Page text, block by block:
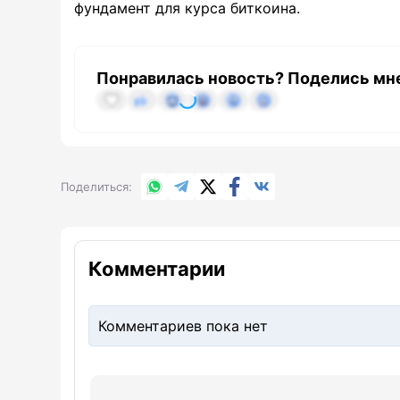
фундамент для курса биткоина.
Понравилась новость? Поделись
Поделиться WhatsApp
TelegramX.comFacebook
Комментарии
Комментариев пока нет